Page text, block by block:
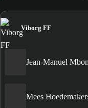
Viborg FF
Jean-Manuel
Mees